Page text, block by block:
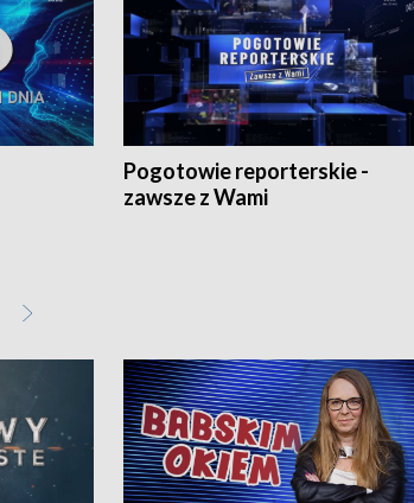
Pogotowie reporterskie -
zawsze z Wami